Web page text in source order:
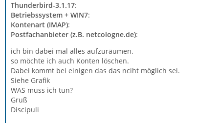
Thunderbird-3.1.17:
Betriebssystem + WIN7:
Kontenart (IMAP):
Postfachanbieter (z.B. netcologne.de):
ich bin dabei mal alles aufzuräumen.
so möchte ich auch Konten löschen.
Dabei kommt bei einigen das das nciht möglich sei.
Siehe Grafik
WAS muss ich tun?
Gruß
Discipuli